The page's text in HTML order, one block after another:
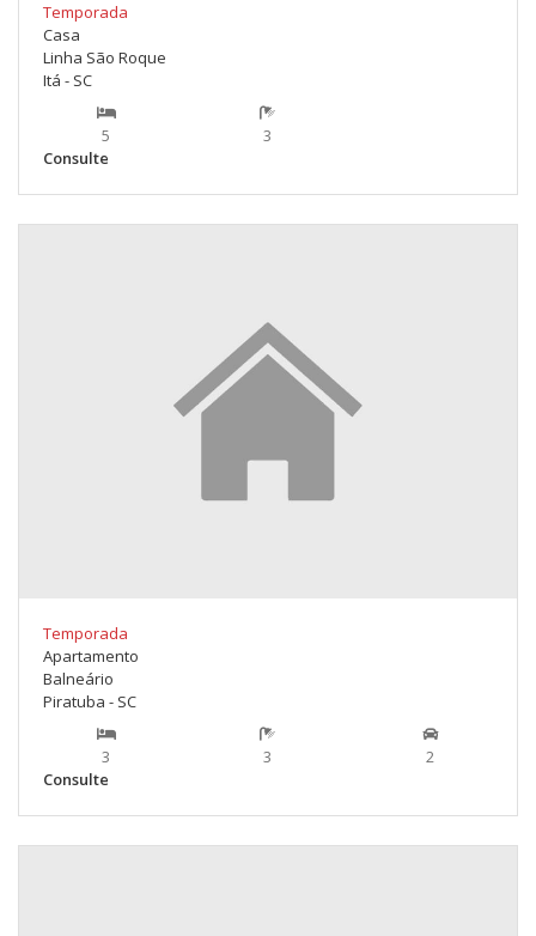
Temporada
Casa
Linha São Roque
Itá - SC
5
3
Consulte
Temporada
Apartamento
Balneário
Piratuba - SC
3 3
2
Consulte